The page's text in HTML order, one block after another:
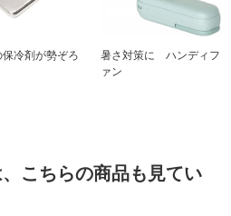
保冷剤が勢ぞろ
暑さ対策に ハンディフ
ァン
こちらの商品も見てい